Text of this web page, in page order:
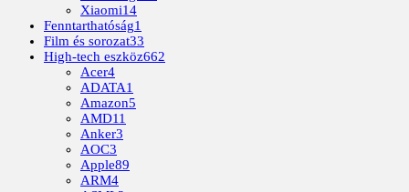
Xiaomi14
Fenntarthatóság1
Film és sorozat33
High-tech eszköz662
Acer4
ADATA1
Amazon5
AMD11
Anker3
AOC3
Apple89
ARM4